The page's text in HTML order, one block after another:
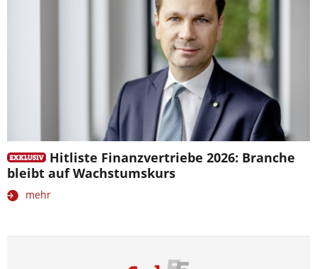
Hitliste Finanzvertriebe 2026: Branche
bleibt auf Wachstumskurs
mehr